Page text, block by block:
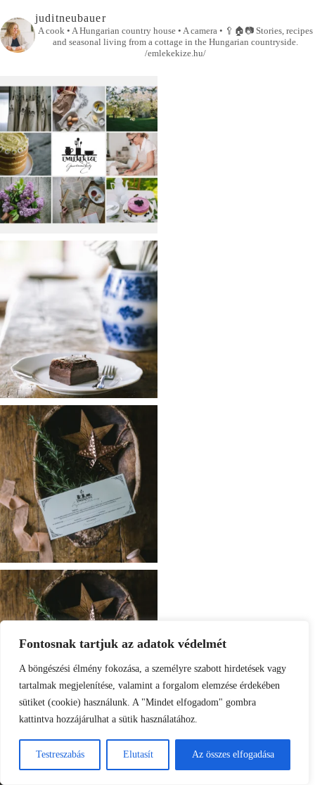
Fontosnak tartjuk az adatok védelmét
A böngészési élmény fokozása, a személyre szabott hirdetések vagy
tartalmak megjelenítése, valamint a forgalom elemzése érdekében
sütiket (cookie) használunk. A "Mindet elfogadom" gombra
kattintva hozzájárulhat a sütik használatához.
Testreszabás Elutasít Az összes elfogadása
juditneubauer
A cook • A Hungarian country house • A camera • 🥄🏠📷Stories, recipes
and seasonal living from a cottage in the Hungarian countryside.
/emlekekize.hu/